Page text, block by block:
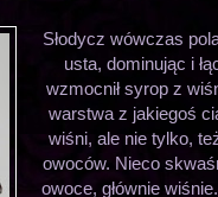
Słodycz wówczas
usta, dominując i
wzmocnił syrop z
warstwa z jakiegoś
wiśni, ale nie tylko,
owoców. Nieco
owoce, głównie